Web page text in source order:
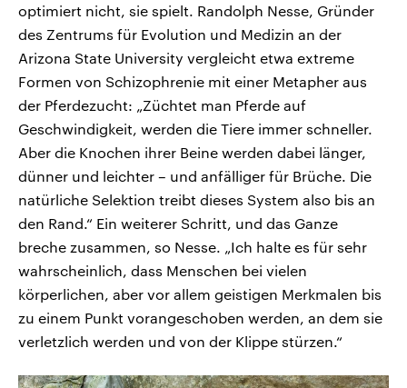
optimiert nicht, sie spielt. Randolph Nesse, Gründer
des Zentrums für Evolution und Medizin an der
Arizona State University vergleicht etwa extreme
Formen von Schizophrenie mit einer Metapher aus
der Pferdezucht: „Züchtet man Pferde auf
Geschwindigkeit, werden die Tiere immer schneller.
Aber die Knochen ihrer Beine werden dabei länger,
dünner und leichter – und anfälliger für Brüche. Die
natürliche Selektion treibt dieses System also bis an
den Rand.“ Ein weiterer Schritt, und das Ganze
breche zusammen, so Nesse. „Ich halte es für sehr
wahrscheinlich, dass Menschen bei vielen
körperlichen, aber vor allem geistigen Merkmalen bis
zu einem Punkt vorangeschoben werden, an dem sie
verletzlich werden und von der Klippe stürzen.“